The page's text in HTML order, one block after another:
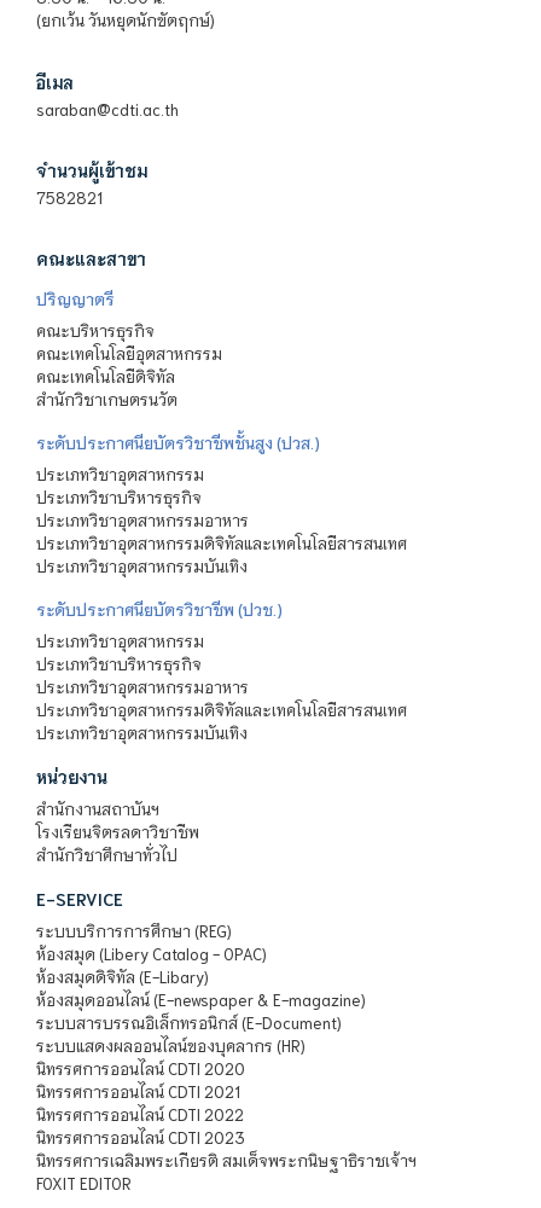
(ยกเว้น วันหยุดนักขัตฤกษ์)
อีเมล
saraban@cdti.ac.th
จำนวนผู้เข้าชม
7582821
คณะและสาขา
ปริญญาตรี
คณะบริหารธุรกิจ
คณะเทคโนโลยีอุตสาหกรรม
คณะเทคโนโลยีดิจิทัล
สำนักวิชาเกษตรนวัต
ระดับประกาศนียบัตรวิชาชีพชั้นสูง (ปวส.)
ประเภทวิชาอุตสาหกรรม
ประเภทวิชาบริหารธุรกิจ
ประเภทวิชาอุตสาหกรรมอาหาร
ประเภทวิชาอุตสาหกรรมดิจิทัลและเทคโนโลยีสารสนเทศ
ประเภทวิชาอุตสาหกรรมบันเทิง
ระดับประกาศนียบัตรวิชาชีพ (ปวช.)
ประเภทวิชาอุตสาหกรรม
ประเภทวิชาบริหารธุรกิจ
ประเภทวิชาอุตสาหกรรมอาหาร
ประเภทวิชาอุตสาหกรรมดิจิทัลและเทคโนโลยีสารสนเทศ
ประเภทวิชาอุตสาหกรรมบันเทิง
หน่วยงาน
สำนักงานสถาบันฯ
โรงเรียนจิตรลดาวิชาชีพ
สำนักวิชาศึกษาทั่วไป
E-SERVICE
ระบบบริการการศึกษา (REG)
ห้องสมุด (Libery Catalog - OPAC)
ห้องสมุดดิจิทัล (E-Libary)
ห้องสมุดออนไลน์ (E-newspaper & E-magazine)
ระบบสารบรรณอิเล็กทรอนิกส์ (E-Document)
ระบบแสดงผลออนไลน์ของบุคลากร (HR)
นิทรรศการออนไลน์ CDTI 2020
นิทรรศการออนไลน์ CDTI 2021
นิทรรศการออนไลน์ CDTI 2022
นิทรรศการออนไลน์ CDTI 2023
นิทรรศการเฉลิมพระเกียรติ สมเด็จพระกนิษฐาธิราชเจ้าฯ
FOXIT EDITOR